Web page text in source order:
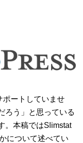
ポートしていませ
ろう」と思っている
。本稿ではSlimstat
について述べてい